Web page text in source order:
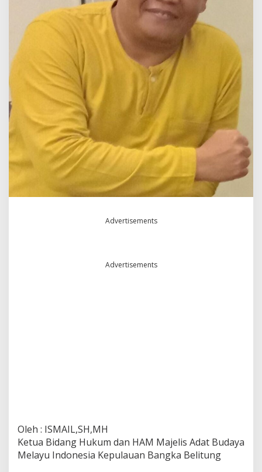
L
A
T
U
H
Advertisements
Advertisements
Oleh : ISMAIL,SH,MH
Ketua Bidang Hukum dan HAM Majelis Adat Budaya
Melayu Indonesia Kepulauan Bangka Belitung